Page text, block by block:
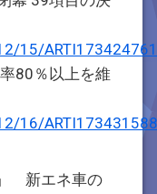
15/
80％以上を維
16/
新エネ車の